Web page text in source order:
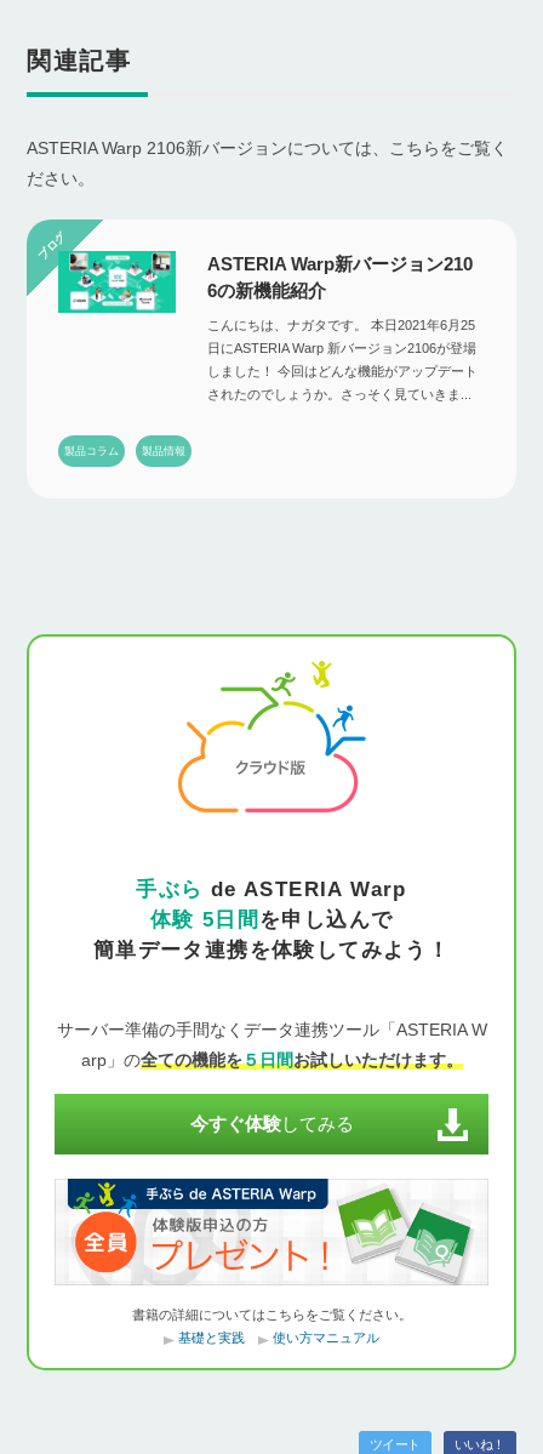
関連記事
ASTERIA Warp 2106新バージョンについては、こちらをご覧く
ださい。
ASTERIA Warp新バージョン210
6の新機能紹介
こんにちは、ナガタです。 本日2021年6月25
日にASTERIA Warp 新バージョン2106が登場
しました！ 今回はどんな機能がアップデート
されたのでしょうか。さっそく見ていきま...
製品コラム 製品情報
手ぶら de ASTERIA Warp
体験 5日間 を申し込んで
簡単データ連携を体験してみよう！
サーバー準備の手間なくデータ連携ツール「ASTERIA W
arp」の全ての機能を５日間お試しいただけます。
今すぐ体験してみる
書籍の詳細についてはこちらをご覧ください。
基礎と実践
使い方マニュアル
ツイート いいね！